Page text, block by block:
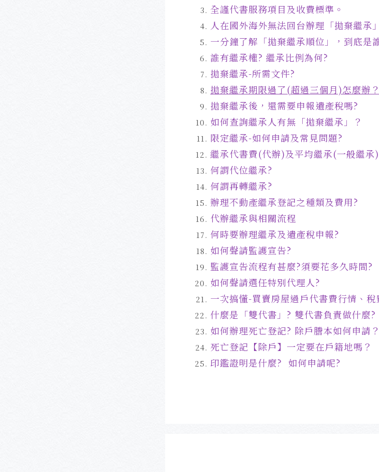
全謹代書服務項目及收費標準 。
人在國外海外無法回台辦理「拋棄繼承
一分鐘了解「拋棄繼承順位」，到底是
誰有繼承權? 繼承比例為何?
拋棄繼承-所需文件?
拋棄繼承期限過了(超過三個月)怎麼辦？
拋棄繼承後，還需要申報遺產稅嗎?
如何查詢繼承人有無「拋棄繼承」？
限定繼承-如何申請及常見問題?
繼承代書費(代辦)及平均繼承(一般繼
何謂代位繼承?
何謂再轉繼承?
辦理不動產繼承登記之種類及費用?
代辦繼承與相關流程
何時要辦理繼承及遺產稅申報?
如何聲請監護宣告?
監護宣告流程有甚麼?須要花多久時間?
如何聲請選任特別代理人?
一次搞懂-買賣房屋過戶代書費行情、稅
什麼是「雙代書」? 雙代書負責做什麼?
如何辦理死亡登記? 除戶謄本如何申請？
死亡登記【除戶】一定要在戶籍地嗎？
印鑑證明是什麼? 如何申請呢?